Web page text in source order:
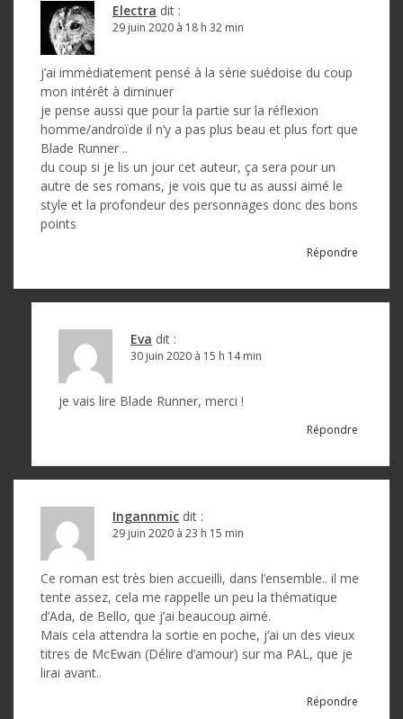
Electra dit :
29 juin 2020 à 18 h 32 min
j’ai immédiatement pensé à la série suédoise du coup
mon intérêt à diminuer
je pense aussi que pour la partie sur la réflexion
homme/androïde il n’y a pas plus beau et plus fort que
Blade Runner ..
du coup si je lis un jour cet auteur, ça sera pour un
autre de ses romans, je vois que tu as aussi aimé le
style et la profondeur des personnages donc des bons
points
Répondre
Eva dit :
30 juin 2020 à 15 h 14 min
je vais lire Blade Runner, merci !
Répondre
Ingannmic dit :
29 juin 2020 à 23 h 15 min
Ce roman est très bien accueilli, dans l’ensemble.. il me
tente assez, cela me rappelle un peu la thématique
d’Ada, de Bello, que j’ai beaucoup aimé.
Mais cela attendra la sortie en poche, j’ai un des vieux
titres de McEwan (Délire d’amour) sur ma PAL, que je
lirai avant..
Répondre